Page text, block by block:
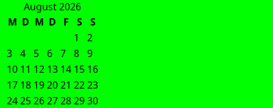
August 2026
M D M D F S
S
1
2
3 4 5 6 7 8 9
10 11 12 13 14 15 16
17 18 192021 2223
24252627282930